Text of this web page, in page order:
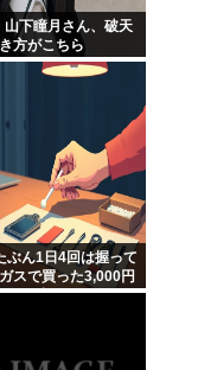
山下瞳月さん、破天
方がこちら
ぶん1日4回は握って
スで買った3,000円
ーを調べたら